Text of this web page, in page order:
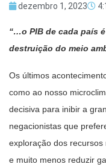
dezembro 1, 2023
“…o PIB de cada país
destruição do meio
Os últimos
como ao nosso
decisiva para inibir a
negacionistas que
exploração dos
e muito menos reduzir